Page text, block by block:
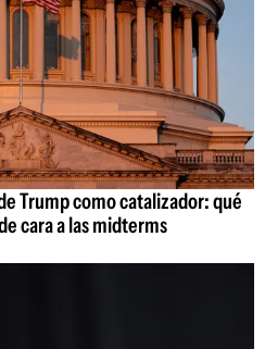
Trump como catalizador: qué
cara a las midterms